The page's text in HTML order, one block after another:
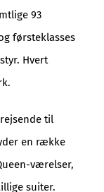
93
førsteklasses
Hvert
til
en række
værelser,
suiter.